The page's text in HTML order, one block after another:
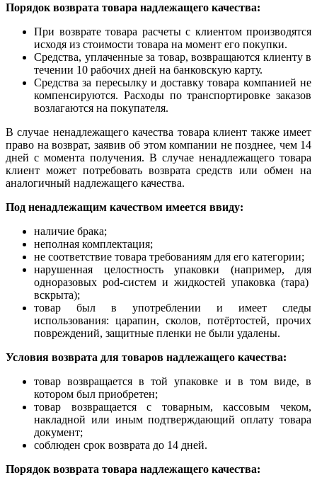
Порядок возврата товара надлежащего качества:
При возврате товара расчеты с клиентом производятся
исходя из стоимости товара на момент его покупки.
Средства, уплаченные за товар, возвращаются клиенту в
течении 10 рабочих дней на банковскую карту.
Средства за пересылку и доставку товара компанией не
компенсируются. Расходы по транспортировке заказов
возлагаются на покупателя.
В случае ненадлежащего качества товара клиент также имеет
право на возврат, заявив об этом компании не позднее, чем 14
дней с момента получения. В случае ненадлежащего товара
клиент может потребовать возврата средств или обмен на
аналогичный надлежащего качества.
Под ненадлежащим качеством имеется ввиду:
наличие брака;
неполная комплектация;
не соответствие товара требованиям для его категории;
нарушенная целостность упаковки (например, для
одноразовых pod-систем и жидкостей упаковка (тара)
вскрыта);
товар был в употреблении и имеет следы
использования: царапин, сколов, потёртостей, прочих
повреждений, защитные пленки не были удалены.
Условия возврата для товаров надлежащего качества:
товар возвращается в той упаковке и в том виде, в
котором был приобретен;
товар возвращается с товарным, кассовым чеком,
накладной или иным подтверждающий оплату товара
документ;
соблюден срок возврата до 14 дней.
Порядок возврата товара надлежащего качества: